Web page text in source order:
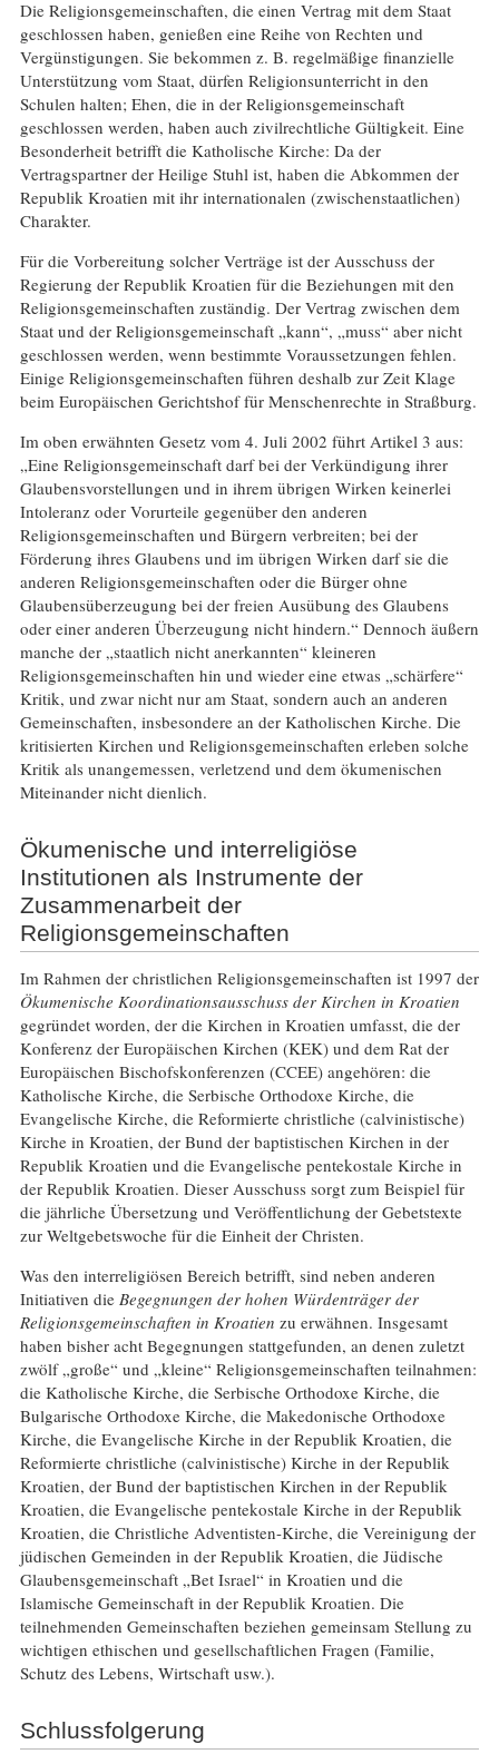
Die Religionsgemeinschaften, die einen Vertrag mit dem Staat
geschlossen haben, genießen eine Reihe von Rechten und
Vergünstigungen. Sie bekommen z. B. regelmäßige finanzielle
Unterstützung vom Staat, dürfen Religionsunterricht in den
Schulen halten; Ehen, die in der Religionsgemeinschaft
geschlossen werden, haben auch zivilrechtliche Gültigkeit. Eine
Besonderheit betrifft die Katholische Kirche: Da der
Vertragspartner der Heilige Stuhl ist, haben die Abkommen der
Republik Kroatien mit ihr internationalen (zwischenstaatlichen)
Charakter.
Für die Vorbereitung solcher Verträge ist der Ausschuss der
Regierung der Republik Kroatien für die Beziehungen mit den
Religionsgemeinschaften zuständig. Der Vertrag zwischen dem
Staat und der Religionsgemeinschaft „kann“, „muss“ aber nicht
geschlossen werden, wenn bestimmte Voraussetzungen fehlen.
Einige Religionsgemeinschaften führen deshalb zur Zeit Klage
beim Europäischen Gerichtshof für Menschenrechte in Straßburg.
Im oben erwähnten Gesetz vom 4. Juli 2002 führt Artikel 3 aus:
„Eine Religionsgemeinschaft darf bei der Verkündigung ihrer
Glaubensvorstellungen und in ihrem übrigen Wirken keinerlei
Intoleranz oder Vorurteile gegenüber den anderen
Religionsgemeinschaften und Bürgern verbreiten; bei der
Förderung ihres Glaubens und im übrigen Wirken darf sie die
anderen Religionsgemeinschaften oder die Bürger ohne
Glaubensüberzeugung bei der freien Ausübung des Glaubens
oder einer anderen Überzeugung nicht hindern.“ Dennoch äußern
manche der „staatlich nicht anerkannten“ kleineren
Religionsgemeinschaften hin und wieder eine etwas „schärfere“
Kritik, und zwar nicht nur am Staat, sondern auch an anderen
Gemeinschaften, insbesondere an der Katholischen Kirche. Die
kritisierten Kirchen und Religionsgemeinschaften erleben solche
Kritik als unangemessen, verletzend und dem ökumenischen
Miteinander nicht dienlich.
Ökumenische und interreligiöse
Institutionen als Instrumente der
Zusammenarbeit der
Religionsgemeinschaften
Im Rahmen der christlichen Religionsgemeinschaften ist 1997 der
Ökumenische Koordinationsausschuss der Kirchen in Kroatien
gegründet worden, der die Kirchen in Kroatien umfasst, die der
Konferenz der Europäischen Kirchen (KEK) und dem Rat der
Europäischen Bischofskonferenzen (CCEE) angehören: die
Katholische Kirche, die Serbische Orthodoxe Kirche, die
Evangelische Kirche, die Reformierte christliche (calvinistische)
Kirche in Kroatien, der Bund der baptistischen Kirchen in der
Republik Kroatien und die Evangelische pentekostale Kirche in
der Republik Kroatien. Dieser Ausschuss sorgt zum Beispiel für
die jährliche Übersetzung und Veröffentlichung der Gebetstexte
zur Weltgebetswoche für die Einheit der Christen.
Was den interreligiösen Bereich betrifft, sind neben anderen
Initiativen die Begegnungen der hohen Würdenträger der
Religionsgemeinschaften in Kroatien zu erwähnen. Insgesamt
haben bisher acht Begegnungen stattgefunden, an denen zuletzt
zwölf „große“ und „kleine“ Religionsgemeinschaften teilnahmen:
die Katholische Kirche, die Serbische Orthodoxe Kirche, die
Bulgarische Orthodoxe Kirche, die Makedonische Orthodoxe
Kirche, die Evangelische Kirche in der Republik Kroatien, die
Reformierte christliche (calvinistische) Kirche in der Republik
Kroatien, der Bund der baptistischen Kirchen in der Republik
Kroatien, die Evangelische pentekostale Kirche in der Republik
Kroatien, die Christliche Adventisten-Kirche, die Vereinigung der
jüdischen Gemeinden in der Republik Kroatien, die Jüdische
Glaubensgemeinschaft „Bet Israel“ in Kroatien und die
Islamische Gemeinschaft in der Republik Kroatien. Die
teilnehmenden Gemeinschaften beziehen gemeinsam Stellung zu
wichtigen ethischen und gesellschaftlichen Fragen (Familie,
Schutz des Lebens, Wirtschaft usw.).
Schlussfolgerung